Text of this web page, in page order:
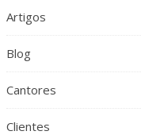
Artigos
Blog
Cantores
Clientes